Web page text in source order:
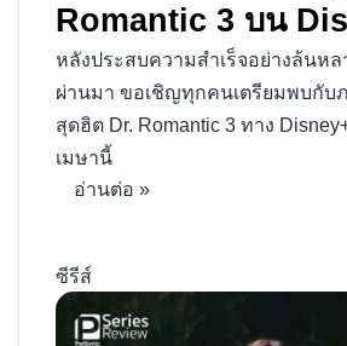
Romantic 3 บน
หลังประสบความสำเร็จอย่างล้นห
ผ่านมา ขอเชิญทุกคนเตรียมพบกับ
สุดฮิต Dr. Romantic 3 ทาง
เมษานี้
อ่านต่อ »
ซีรีส์